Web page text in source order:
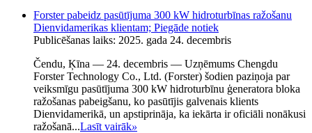
Forster pabeidz pasūtījuma 300 kW hidroturbīnas ražošanu
Dienvidamerikas klientam; Piegāde notiek
Publicēšanas laiks: 2025. gada 24. decembris
Čendu, Ķīna — 24. decembris — Uzņēmums Chengdu
Forster Technology Co., Ltd. (Forster) šodien paziņoja par
veiksmīgu pasūtījuma 300 kW hidroturbīnu ģeneratora bloka
ražošanas pabeigšanu, ko pasūtījis galvenais klients
Dienvidamerikā, un apstiprināja, ka iekārta ir oficiāli nonākusi
ražošanā...Lasīt vairāk»